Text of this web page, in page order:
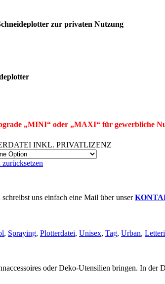
zur privaten Nutzung
„MINI“ oder „MAXI“ für gewerbliche
INKL. PRIVATLIZENZ
uns einfach eine Mail über unser
, Spraying, Plotterdatei, Unisex, Tag, Urban,
oder Deko-Utensilien bringen. In der